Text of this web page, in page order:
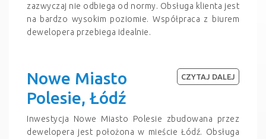
zazwyczaj nie odbiega od normy. Obsługa klienta jest
na bardzo wysokim poziomie. Współpraca z biurem
dewelopera przebiega idealnie.
Nowe Miasto
Polesie, Łódź
Inwestycja Nowe Miasto Polesie zbudowana przez
dewelopera jest położona w mieście Łódź. Obsługa
CZYTAJ DALEJ